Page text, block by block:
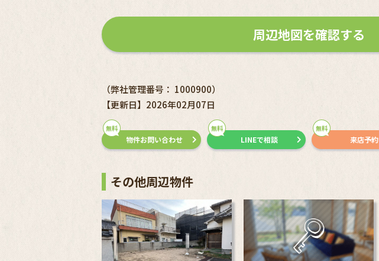
周辺地図を確認する
（弊社管理番号： 1000900）
【更新日】2026年02月07日
無料
物件お問い合わせ
無料
LINEで相談
無料
来店予約
その他周辺物件